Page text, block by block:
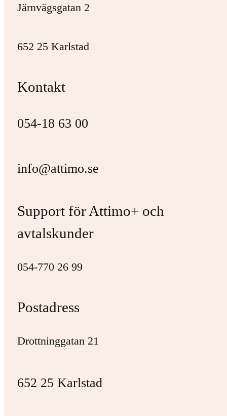
Järnvägsgatan 2
652 25 Karlstad
Kontakt
054-18 63 00
info@attimo.se
Support för Attimo+ och
avtalskunder
054-770 26 99
Postadress
Drottninggatan 21
652 25 Karlstad